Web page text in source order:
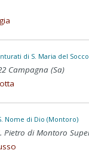
di S. Maria del
Campagna (Sa)
Nome di Dio (Montoro)
Pietro di Montoro